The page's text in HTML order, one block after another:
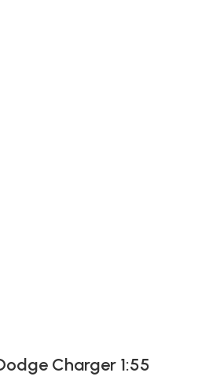
Charger 1:55